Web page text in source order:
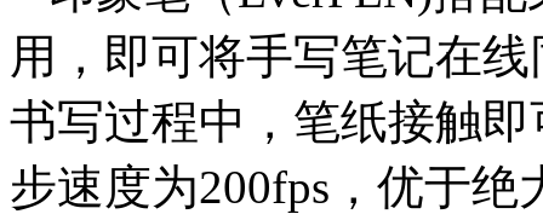
用，即可将手写笔记在
书写过程中，笔纸接触
步速度为200fps，优于绝